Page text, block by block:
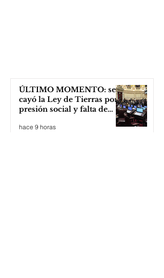
ÚLTIMO MOMENTO: se
cayó la Ley de Tierras por
presión social y falta de
hace 9 horas